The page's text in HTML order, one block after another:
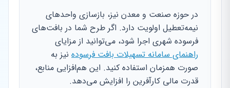
در حوزه صنعت و معدن نیز، بازسازی واحدهای
نیمه‌تعطیل اولویت دارد. اگر طرح شما در بافت‌های
فرسوده شهری اجرا شود، می‌توانید از مزایای
راهنمای سامانه تسهیلات بافت فرسوده نیز به
صورت همزمان استفاده کنید. این هم‌افزایی منابع،
قدرت مالی کارآفرین را افزایش می‌دهد.